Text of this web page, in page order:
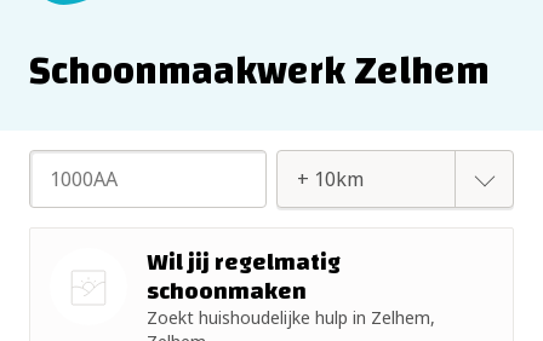
Schoonmaakwerk Zelhem
+ 2km
+ 5km
Wil jij regelmatig
schoonmaken
Zoekt huishoudelijke hulp in Zelhem,